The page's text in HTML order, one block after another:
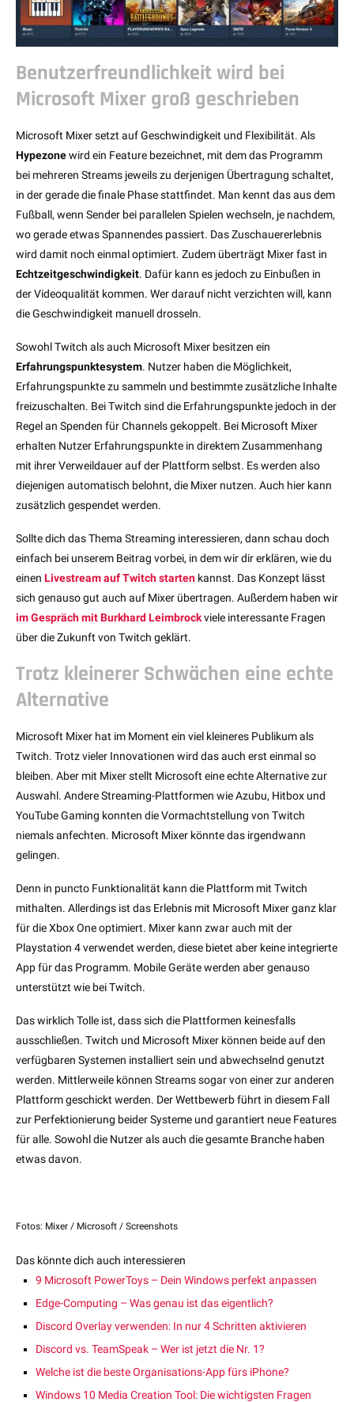
Benutzerfreundlichkeit wird bei
Microsoft Mixer groß geschrieben
Microsoft Mixer setzt auf Geschwindigkeit und Flexibilität. Als
Hypezonewird ein Feature bezeichnet, mit dem das Programm
bei mehreren Streams jeweils zu derjenigen Übertragung schaltet,
in der gerade die finale Phase stattfindet. Man kennt das aus dem
Fußball, wenn Sender bei parallelen Spielen wechseln, je nachdem,
wo gerade etwas Spannendes passiert. Das Zuschauererlebnis
wird damit noch einmal optimiert. Zudem überträgt Mixer fast in
Echtzeitgeschwindigkeit. Dafür kann es jedoch zu Einbußen in
der Videoqualität kommen. Wer darauf nicht verzichten will, kann
die Geschwindigkeit manuell drosseln.
Sowohl Twitch als auch Microsoft Mixer besitzen ein
Erfahrungspunktesystem. Nutzer haben die Möglichkeit,
Erfahrungspunkte zu sammeln und bestimmte zusätzliche Inhalte
freizuschalten. Bei Twitch sind die Erfahrungspunkte jedoch in der
Regel an Spenden für Channels gekoppelt. Bei Microsoft Mixer
erhalten Nutzer Erfahrungspunkte in direktem Zusammenhang
mit ihrer Verweildauer auf der Plattform selbst. Es werden also
diejenigen automatisch belohnt, die Mixer nutzen. Auch hier kann
zusätzlich gespendet werden.
Sollte dich das Thema Streaming interessieren, dann schau doch
einfach bei unserem Beitrag vorbei, in dem wir dir erklären, wie du
einen Livestream auf Twitch starten kannst. Das Konzept lässt
sich genauso gut auch auf Mixer übertragen. Außerdem haben wir
im Gespräch mit Burkhard Leimbrockviele interessante Fragen
über die Zukunft von Twitch geklärt.
Trotz kleinerer Schwächen eine echte
Alternative
Microsoft Mixer hat im Moment ein viel kleineres Publikum als
Twitch. Trotz vieler Innovationen wird das auch erst einmal so
bleiben. Aber mit Mixer stellt Microsoft eine echte Alternative zur
Auswahl. Andere Streaming-Plattformen wie Azubu, Hitbox und
YouTube Gaming konnten die Vormachtstellung von Twitch
niemals anfechten. Microsoft Mixer könnte das irgendwann
gelingen.
Denn in puncto Funktionalität kann die Plattform mit Twitch
mithalten. Allerdings ist das Erlebnis mit Microsoft Mixer ganz klar
für die Xbox One optimiert. Mixer kann zwar auch mit der
Playstation 4 verwendet werden, diese bietet aber keine integrierte
App für das Programm. Mobile Geräte werden aber genauso
unterstützt wie bei Twitch.
Das wirklich Tolle ist, dass sich die Plattformen keinesfalls
ausschließen. Twitch und Microsoft Mixer können beide auf den
verfügbaren Systemen installiert sein und abwechselnd genutzt
werden. Mittlerweile können Streams sogar von einer zur anderen
Plattform geschickt werden. Der Wettbewerb führt in diesem Fall
zur Perfektionierung beider Systeme und garantiert neue Features
für alle. Sowohl die Nutzer als auch die gesamte Branche haben
etwas davon.
Fotos: Mixer / Microsoft / Screenshots
Das könnte dich auch interessieren
9 Microsoft PowerToys – Dein Windows perfekt anpassen
Edge-Computing – Was genau ist das eigentlich?
Discord Overlay verwenden: In nur 4 Schritten aktivieren
Discord vs. TeamSpeak – Wer ist jetzt die Nr. 1?
Welche ist die beste Organisations-App fürs iPhone?
Windows 10 Media Creation Tool: Die wichtigsten Fragen